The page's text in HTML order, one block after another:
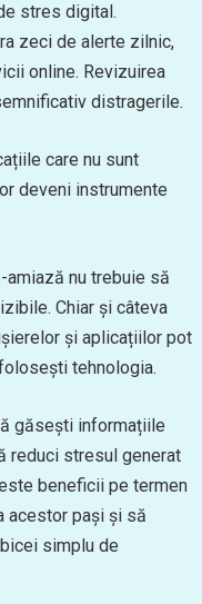
stres digital.
zeci de alerte zilnic,
online. Revizuirea
distragerile.
care nu sunt
deveni instrumente
nu trebuie să
Chiar și câteva
și aplicațiilor pot
tehnologia.
găsești informațiile
reduci stresul generat
beneficii pe termen
acestor pași și să
simplu de